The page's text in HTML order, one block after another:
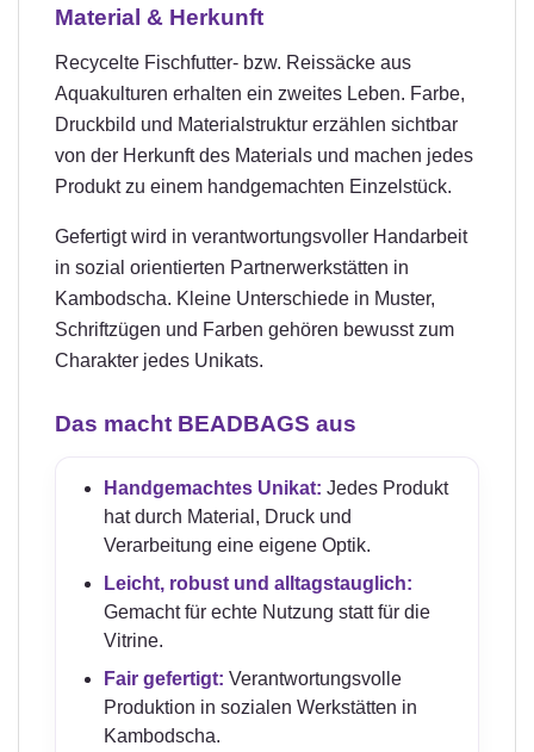
Material & Herkunft
Recycelte Fischfutter- bzw. Reissäcke aus
Aquakulturen erhalten ein zweites Leben. Farbe,
Druckbild und Materialstruktur erzählen sichtbar
von der Herkunft des Materials und machen jedes
Produkt zu einem handgemachten Einzelstück.
Gefertigt wird in verantwortungsvoller Handarbeit
in sozial orientierten Partnerwerkstätten in
Kambodscha. Kleine Unterschiede in Muster,
Schriftzügen und Farben gehören bewusst zum
Charakter jedes Unikats.
Das macht BEADBAGS aus
Handgemachtes Unikat: Jedes Produkt
hat durch Material, Druck und
Verarbeitung eine eigene Optik.
Leicht, robust und alltagstauglich:
Gemacht für echte Nutzung statt für die
Vitrine.
Fair gefertigt: Verantwortungsvolle
Produktion in sozialen Werkstätten in
Kambodscha.